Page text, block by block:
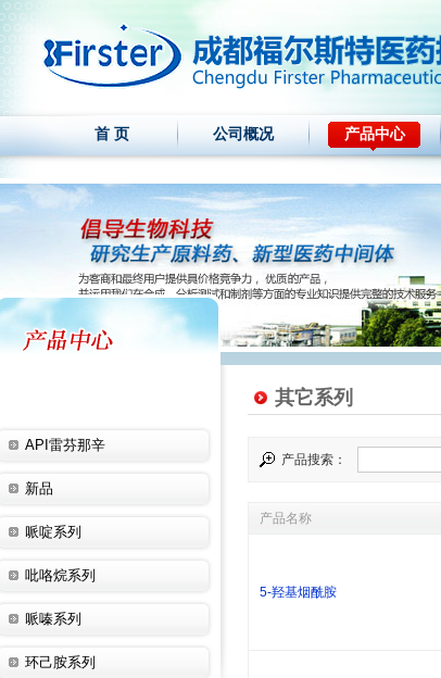
首 页 公司概况 产品中心
API雷芬那辛
新品
哌啶系列
吡咯烷系列
哌嗪系列
环己胺系列
其它系列
产品搜索：
产品名称
5-羟基烟酰胺